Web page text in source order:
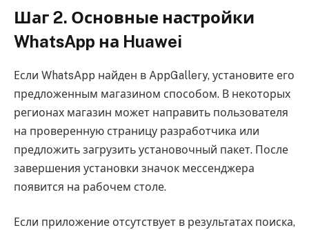
Шаг 2. Основные настройки
WhatsApp на Huawei
Если WhatsApp найден в AppGallery, установите его
предложенным магазином способом. В некоторых
регионах магазин может направить пользователя
на проверенную страницу разработчика или
предложить загрузить установочный пакет. После
завершения установки значок мессенджера
появится на рабочем столе.
Если приложение отсутствует в результатах поиска,